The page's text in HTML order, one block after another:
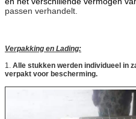
passen verhandelt.
Verpakking en Lading:
1. Alle stukken werden individueel in
verpakt voor bescherming.